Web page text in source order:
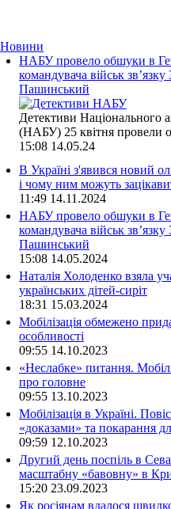
Новини
НАБУ провело обшуки в
командувача військ
Пашинський
Детективи Національного
(НАБУ) 25 квітня провели
15:08 14.05.24
В Україні з'явився новий
і чому ним можуть
11:49 14.11.2024
НАБУ провело обшуки в
командувача військ
Пашинський
15:08 14.05.2024
Наталія Холоденко взяла
українських дітей-сиріт
18:31 15.03.2024
Мобілізація обмежено
особливості
09:55 14.10.2023
«Неслабке» питання.
про головне
09:55 13.10.2023
Мобілізація в Україні.
«доказами» та покарання
09:59 12.10.2023
Другий день поспіль в
масштабну «бавовну» в
15:20 23.09.2023
Як росіянам вдалося